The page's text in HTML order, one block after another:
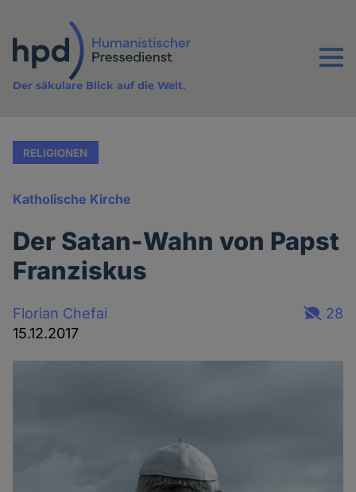
Inhalt
Menu
Der säkulare Blick auf die Welt.
RELIGIONEN
Katholische Kirche
Der Satan-Wahn von Papst
Franziskus
Florian Chefai
15.12.2017
28